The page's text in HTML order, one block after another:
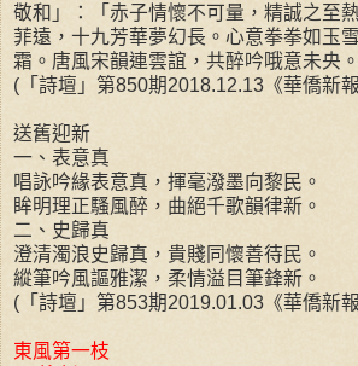
敬和」：「赤子情懷不可量，精誠之至
菲遠，十九芳華夢幻長。心意拳拳如玉
霜。唐風宋韻連雲誼，共醉吟哦意未央。
(「詩壇」第850期2018.12.13《華僑新
送舊迎新
一、表意真
唱詠吟緣表意真，揮毫潑墨向黎民。
眸明理正騷風醉，曲絕千歌韻律新。
二、史歸真
澄清濁浪史歸真，貴賤同懷善待民。
縱筆吟風謳雅潔，柔情溢目筆鋒新。
(「詩壇」第853期2019.01.03《華僑新
東風第一枝